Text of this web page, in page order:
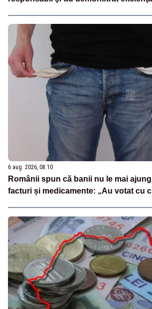
6 aug. 2026, 08:10
Românii spun că banii nu le mai
facturi și medicamente: „Au votat cu